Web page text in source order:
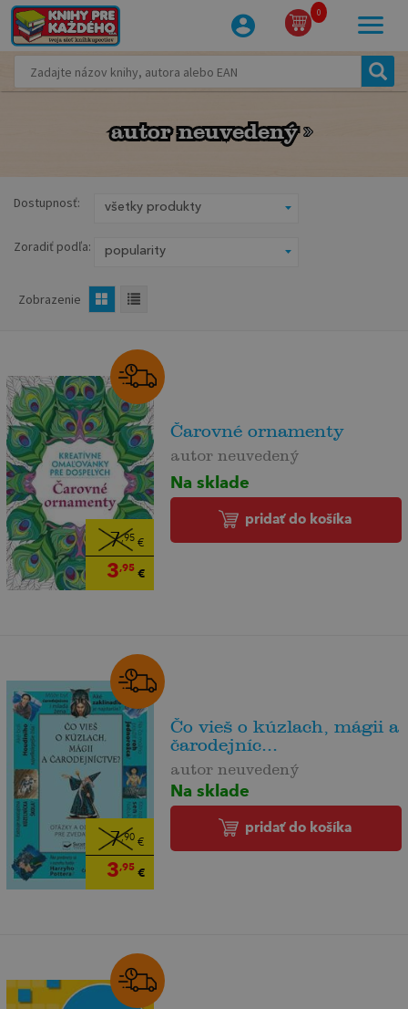
0
autor neuvedený
autor neuvedený
Dostupnosť:
Zoradiť podľa:
Zobrazenie
7,95€
3,95€
Čarovné ornamenty
autor neuvedený
Na sklade
pridať do košíka
7,90€
3,95€
Čo vieš o kúzlach, mágii a
čarodejníc...
autor neuvedený
Na sklade
pridať do košíka